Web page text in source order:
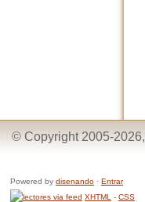
© Copyright 2005-2026,
Powered by disenando · Entrar
XHTML
- CSS